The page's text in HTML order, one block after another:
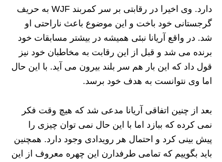
دارد. وی اخیرا در رقابتی بر سر کمربند WJF به حریف
گرجستانی خود باخت و این موضوع باعث ناراحتی او
شد. در واقع آریانا نبئی همیشه در بیشتر مسابقات خود
برنده می شد و قبل از این رقابت به مخاطبان خود نیز
قول داد که این بار هم سر بلند بیرون می آید. با این حال
اما وی نتوانست به هدف خود برسد.
بعد از چنین اتفاقی آریانا مدعی شد که هیچ وقت فکر
نمی کرده که ببازد اما با این حال نمی توان چیزی را
پیش بینی کرد و احتمال هر رویدادی وجود دارد. همچنین
باید بگوییم که تمامی طرفدارن این چهره معروف از این